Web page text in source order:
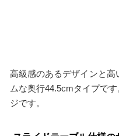
高級感のあるデザインと高
ムな奥行44.5cmタイプで
ジです。